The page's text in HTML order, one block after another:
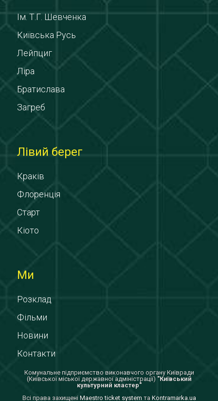
Ім. Т.Г. Шевченка
Київська Русь
Лейпциг
Ліра
Братислава
Загреб
Лівий берег
Краків
Флоренція
Старт
Кіото
Ми
Розклад
Фільми
Новини
Контакти
Комунальне підприємство виконавчого органу Київради
(Київської міської державної адміністрації) "Київський
культурний кластер"
Всi права захищенi Maestro ticket system та Kontramarka.ua